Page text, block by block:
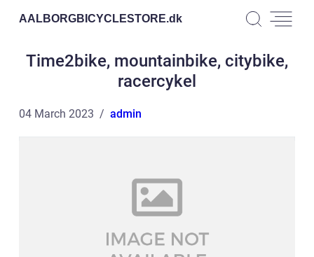
AALBORGBICYCLESTORE.dk
Time2bike, mountainbike, citybike,
racercykel
04 March 2023 admin